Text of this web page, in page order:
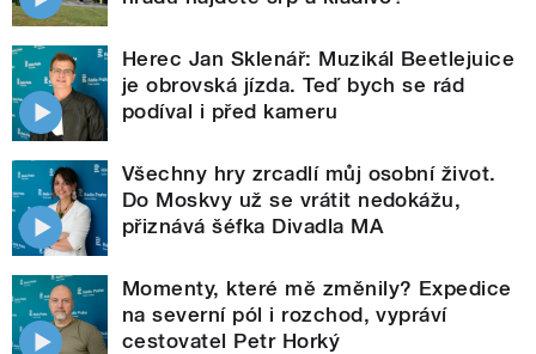
Herec Jan Sklenář: Muzikál Beetlejuice
je obrovská jízda. Teď bych se rád
podíval i před kameru
Všechny hry zrcadlí můj osobní život.
Do Moskvy už se vrátit nedokážu,
přiznává šéfka Divadla MA
Momenty, které mě změnily? Expedice
na severní pól i rozchod, vypráví
cestovatel Petr Horký